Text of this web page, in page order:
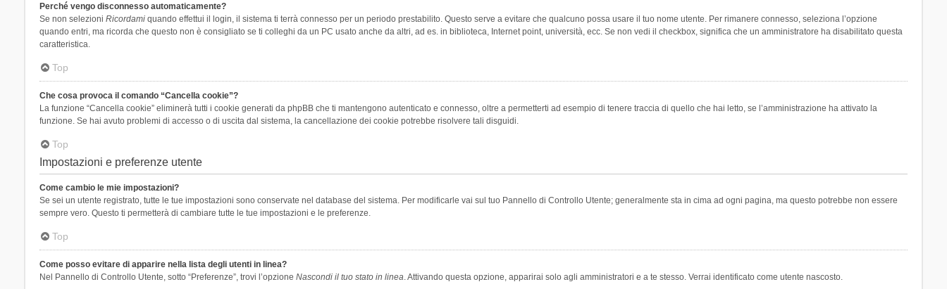
Perché vengo disconnesso automaticamente?
Se non selezioni Ricordamiquando effettui il login, il sistema ti terrà connesso per un periodo prestabilito. Questo serve a evitare che qualcuno possa usare il tuo nome utente. Per rimanere connesso, seleziona l’opzione
quando entri, ma ricorda che questo non è consigliato se ti colleghi da un PC usato anche da altri, ad es. in biblioteca, Internet point, università, ecc. Se non vedi il checkbox, significa che un amministratore ha disabilitato questa
caratteristica.
Top
Che cosa provoca il comando “Cancella cookie”?
La funzione “Cancella cookie” eliminerà tutti i cookie generati da phpBB che ti mantengono autenticato e connesso, oltre a permetterti ad esempio di tenere traccia di quello che hai letto, se l’amministrazione ha attivato la
funzione. Se hai avuto problemi di accesso o di uscita dal sistema, la cancellazione dei cookie potrebbe risolvere tali disguidi.
Top
Impostazioni e preferenze utente
Come cambio le mie impostazioni?
Se sei un utente registrato, tutte le tue impostazioni sono conservate nel database del sistema. Per modificarle vai sul tuo Pannello di Controllo Utente; generalmente sta in cima ad ogni pagina, ma questo potrebbe non essere
sempre vero. Questo ti permetterà di cambiare tutte le tue impostazioni e le preferenze.
Top
Come posso evitare di apparire nella lista degli utenti in linea?
Nel Pannello di Controllo Utente, sotto “Preferenze”, trovi l’opzione Nascondi il tuo stato in linea. Attivando questa opzione, apparirai solo agli amministratori e a te stesso. Verrai identificato come utente nascosto.